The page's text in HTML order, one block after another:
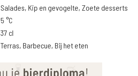
Salades, Kip en gevogelte, Zoete desserts
5 °C
37 cl
Terras, Barbecue, Bij het eten